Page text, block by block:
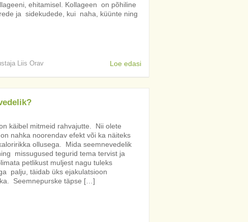
ehitamisel. Kollageen on põhiline
ja sidekudede, kui naha, küünte ning
Liis Orav Loe edasi
käibel mitmeid rahvajutte. Nii olete
nahka noorendav efekt või ka näiteks
ollusega. Mida seemnevedelik
missugused tegurid tema tervist ja
petlikust muljest nagu tuleks
palju, täidab üks ejakulatsioon
Seemnepurske täpse […]